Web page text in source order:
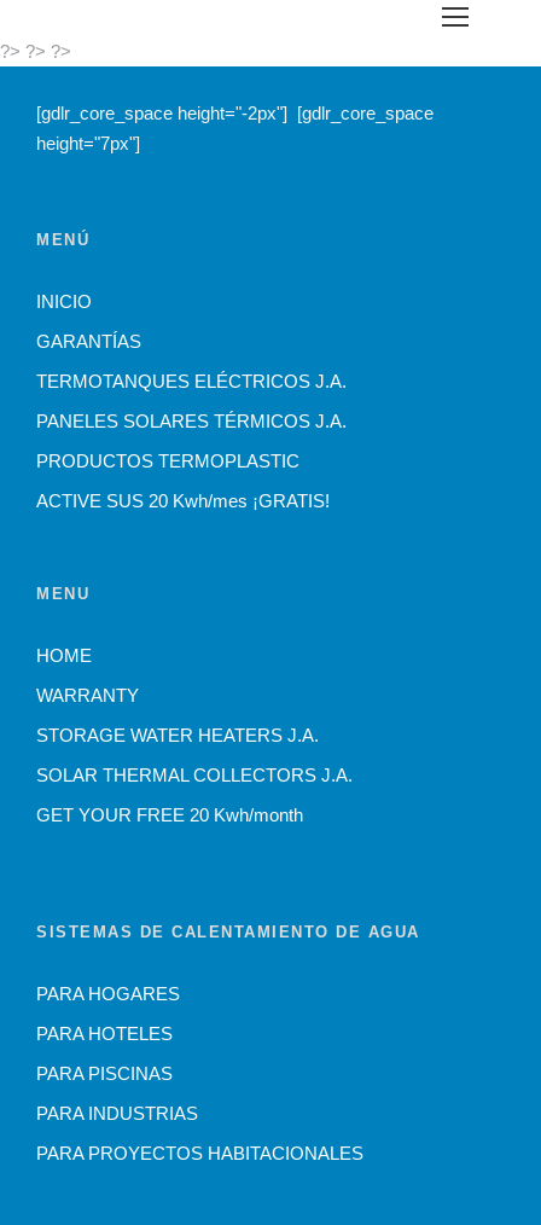
?> ?> ?>
[gdlr_core_space height="-2px"] [gdlr_core_space
height="7px"]
MENÚ
INICIO
GARANTÍAS
TERMOTANQUES ELÉCTRICOS J.A.
PANELES SOLARES TÉRMICOS J.A.
PRODUCTOS TERMOPLASTIC
ACTIVE SUS 20 Kwh/mes ¡GRATIS!
MENU
HOME
WARRANTY
STORAGE WATER HEATERS J.A.
SOLAR THERMAL COLLECTORS J.A.
GET YOUR FREE 20 Kwh/month
SISTEMAS DE CALENTAMIENTO DE AGUA
PARA HOGARES
PARA HOTELES
PARA PISCINAS
PARA INDUSTRIAS
PARA PROYECTOS HABITACIONALES